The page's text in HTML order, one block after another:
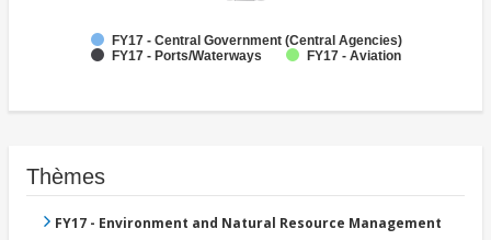
FY17 - Central Government (Central Agencies)
FY17 - Ports/Waterways
FY17 - Aviation
Thèmes
FY17 - Environment and Natural Resource Management